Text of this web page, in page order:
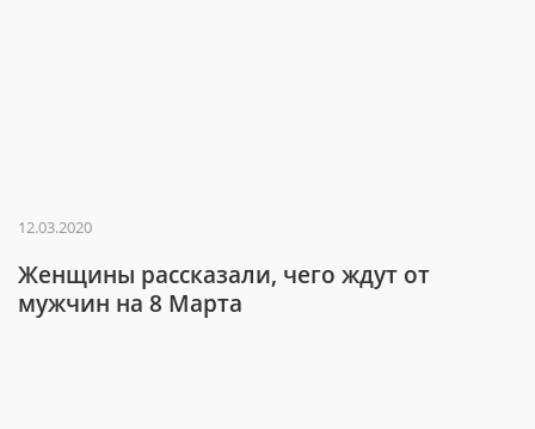
12.03.2020
Женщины рассказали, чего ждут от
мужчин на 8 Марта